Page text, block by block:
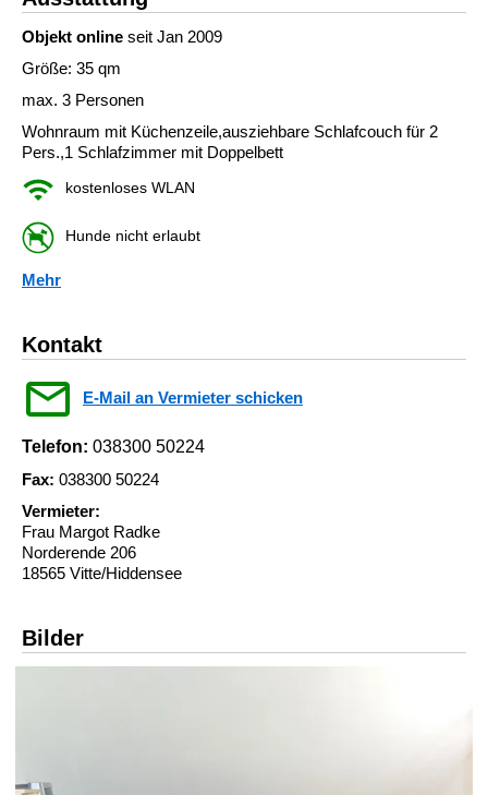
Objekt online seit Jan 2009
Größe: 35 qm
max. 3 Personen
Wohnraum mit Küchenzeile,ausziehbare Schlafcouch für 2
Pers.,1 Schlafzimmer mit Doppelbett
kostenloses WLAN
Hunde nicht erlaubt
Mehr
Kontakt
E-Mail an Vermieter schicken
Telefon: 038300 50224
Fax: 038300 50224
Vermieter:
Frau Margot Radke
Norderende 206
18565 Vitte/Hiddensee
Bilder